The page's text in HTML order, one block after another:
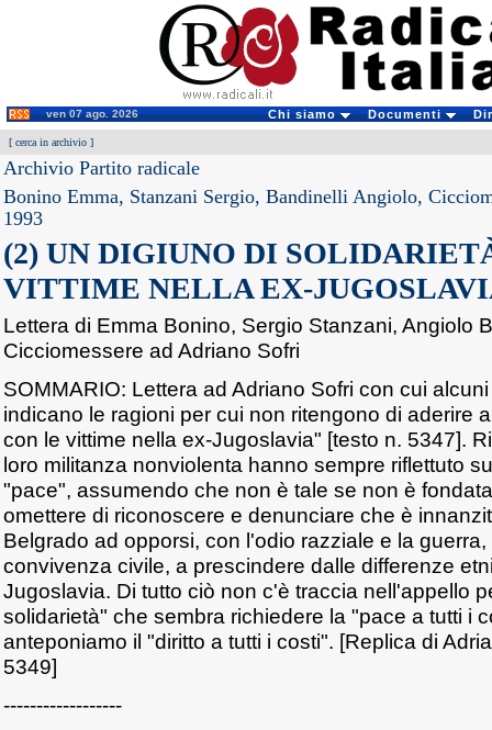
ven 07 ago. 2026 Chi siamo Documenti
[ cerca in archivio ]
Archivio Partito radicale
Bonino Emma, Stanzani Sergio, Bandinelli Angiolo,
1993
(2) UN DIGIUNO DI
VITTIME NELLA EX-
Lettera di Emma Bonino, Sergio Stanzani, Angiolo
Cicciomessere ad Adriano Sofri
SOMMARIO: Lettera ad Adriano Sofri con cui
indicano le ragioni per cui non ritengono di aderire
con le vittime nella ex-Jugoslavia" [testo n. 5347].
loro militanza nonviolenta hanno sempre riflettuto
"pace", assumendo che non è tale se non è
omettere di riconoscere e denunciare che è
Belgrado ad opporsi, con l'odio razziale e la
convivenza civile, a prescindere dalle differenze
Jugoslavia. Di tutto ciò non c'è traccia nell'appello
solidarietà" che sembra richiedere la "pace a tutti i
anteponiamo il "diritto a tutti i costi". [Replica di
5349]
------------------